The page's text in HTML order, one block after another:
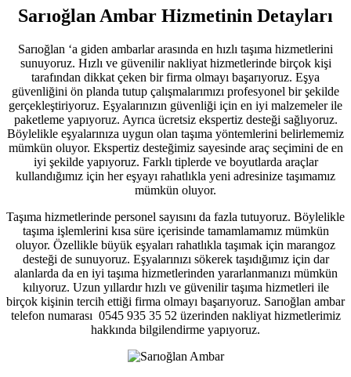
Sarıoğlan Ambar Hizmetinin Detayları
Sarıoğlan ‘a giden ambarlar arasında en hızlı taşıma hizmetlerini
sunuyoruz. Hızlı ve güvenilir nakliyat hizmetlerinde birçok kişi
tarafından dikkat çeken bir firma olmayı başarıyoruz. Eşya
güvenliğini ön planda tutup çalışmalarımızı profesyonel bir şekilde
gerçekleştiriyoruz. Eşyalarınızın güvenliği için en iyi malzemeler ile
paketleme yapıyoruz. Ayrıca ücretsiz ekspertiz desteği sağlıyoruz.
Böylelikle eşyalarınıza uygun olan taşıma yöntemlerini belirlememiz
mümkün oluyor. Ekspertiz desteğimiz sayesinde araç seçimini de en
iyi şekilde yapıyoruz. Farklı tiplerde ve boyutlarda araçlar
kullandığımız için her eşyayı rahatlıkla yeni adresinize taşımamız
mümkün oluyor.
Taşıma hizmetlerinde personel sayısını da fazla tutuyoruz. Böylelikle
taşıma işlemlerini kısa süre içerisinde tamamlamamız mümkün
oluyor. Özellikle büyük eşyaları rahatlıkla taşımak için marangoz
desteği de sunuyoruz. Eşyalarınızı sökerek taşıdığımız için dar
alanlarda da en iyi taşıma hizmetlerinden yararlanmanızı mümkün
kılıyoruz. Uzun yıllardır hızlı ve güvenilir taşıma hizmetleri ile
birçok kişinin tercih ettiği firma olmayı başarıyoruz. Sarıoğlan ambar
telefon numarası 0545 935 35 52 üzerinden nakliyat hizmetlerimiz
hakkında bilgilendirme yapıyoruz.